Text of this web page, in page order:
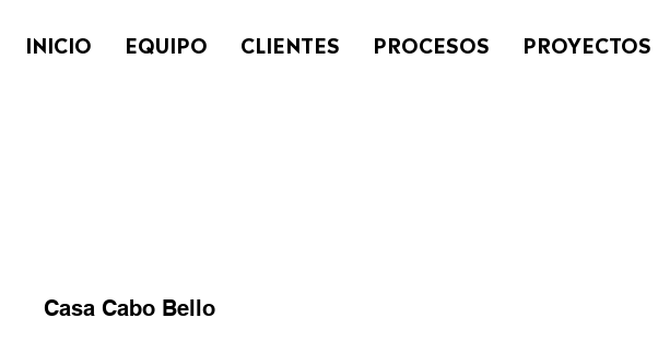
INICIO EQUIPO CLIENTES PROCESOS PROYECTOS
Casa Cabo Bello